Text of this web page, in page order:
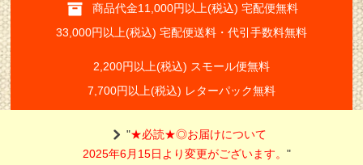
商品代金11,000円以上(税込) 宅配便無料
33,000円以上(税込) 宅配便送料・代引手数料無料
2,200円以上(税込) スモール便無料
7,700円以上(税込) レターパック無料
"★必読★◎お届けについて
2025年6月15日より変更がございます。"